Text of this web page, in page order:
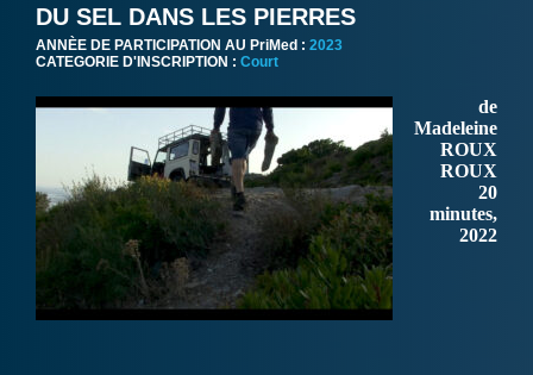
DU SEL DANS LES PIERRES
ANNÈE DE PARTICIPATION AU PriMed : 2023
CATEGORIE D'INSCRIPTION : Court
de
Madeleine
ROUX
ROUX
20
minutes,
2022